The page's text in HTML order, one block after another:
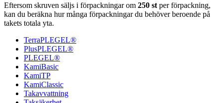
Eftersom skruven säljs i förpackningar om 250 st per förpackning,
kan du beräkna hur många förpackningar du behöver beroende på
takets totala yta.
TerraPLEGEL®
PlusPLEGEL®
PLEGEL®
KamiBasic
KamiTP
KamiClassic
Takavvattning